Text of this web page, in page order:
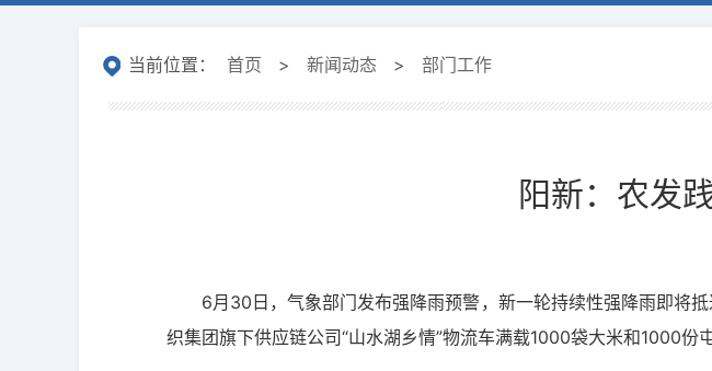
当前位置： 首页 > 新闻动态 > 部门工作
阳新：农发
6月30日，气象部门发布强降雨预警，新一轮持续性强降雨即将
织集团旗下供应链公司“山水湖乡情”物流车满载1000袋大米和1000份